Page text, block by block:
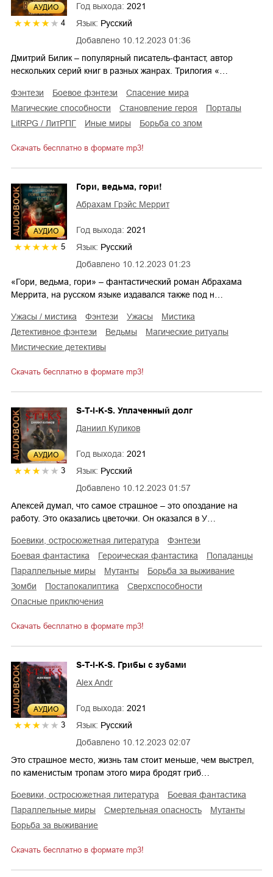
AУДИО
4
Добавлено 10.12.2023 01:36
Год выхода: 2021
Язык: Русский
Дмитрий Билик – популярный писатель-фантаст, автор
нескольких серий книг в разных жанрах. Трилогия «…
фэнтези боевое фэнтези
спасение мира
магические способности
становление героя
порталы
LitRPG / ЛитРПГ
иные миры борьба со злом
Скачать бесплатно в формате mp3!
AУДИО
5
Добавлено 10.12.2023 01:23
Гори, ведьма, гори!
Абрахам Грэйс Меррит
Год выхода: 2021
Язык: Русский
«Гори, ведьма, гори» – фантастический роман Абрахама
Меррита, на русском языке издавался также под н…
ужасы / мистика фэнтези ужасы
мистика
детективное фэнтези
ведьмы
магические ритуалы
мистические детективы
Скачать бесплатно в формате mp3!
AУДИО
3
Добавлено 10.12.2023 01:57
S-T-I-K-S. Уплаченный долг
Даниил Куликов
Год выхода: 2021
Язык: Русский
Алексей думал, что самое страшное – это опоздание на
работу. Это оказались цветочки. Он оказался в У…
боевики, остросюжетная литература
фэнтези
боевая фантастика
героическая фантастика
попаданцы
параллельные миры
мутанты
борьба за выживание
зомби
постапокалиптика
сверхспособности
опасные приключения
Скачать бесплатно в формате mp3!
AУДИО
3
Добавлено 10.12.2023 02:07
S-T-I-K-S. Грибы с зубами
Alex Andr
Год выхода: 2021
Язык: Русский
Это страшное место, жизнь там стоит меньше, чем выстрел,
по каменистым тропам этого мира бродят гриб…
боевики, остросюжетная литература
боевая фантастика
параллельные миры
смертельная опасность
мутанты
борьба за выживание
Скачать бесплатно в формате mp3!